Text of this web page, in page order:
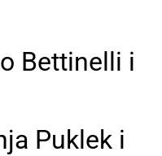
Bettinelli i
Puklek i